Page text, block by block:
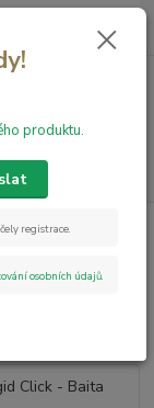
0,00 Kč
0,55 Rigid Click -
produktu.
registrace.
osobních údajů.